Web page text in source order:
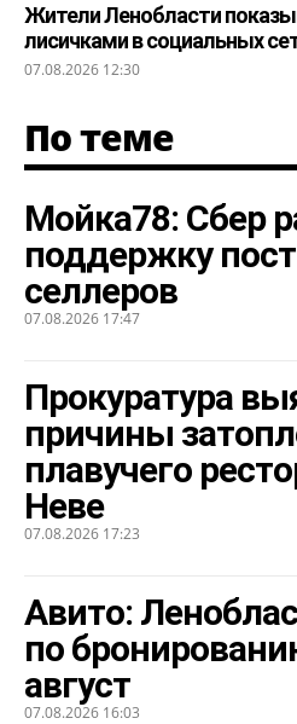
Жители Ленобласти
лисичками в социальных
07.08.2026 12:30
По теме
Мойка78: Сбер
поддержку
селлеров
07.08.2026 17:47
Прокуратура
причины
плавучего
Неве
07.08.2026 17:23
Авито:
по
август
07.08.2026 16:03